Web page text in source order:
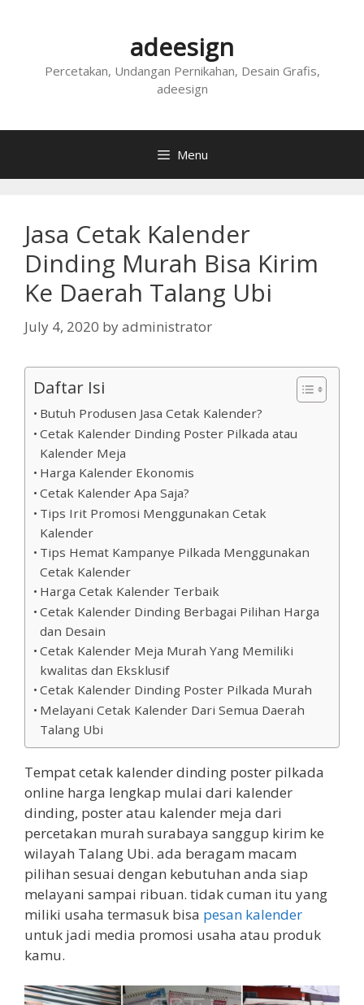
adeesign
Percetakan, Undangan Pernikahan, Desain Grafis,
adeesign
Menu
Jasa Cetak Kalender
Dinding Murah Bisa Kirim
Ke Daerah Talang Ubi
July 4, 2020 byadministrator
Daftar Isi
Butuh Produsen Jasa Cetak Kalender?
Cetak Kalender Dinding Poster Pilkada atau
Kalender Meja
Harga Kalender Ekonomis
Cetak Kalender Apa Saja?
Tips Irit Promosi Menggunakan Cetak
Kalender
Tips Hemat Kampanye Pilkada Menggunakan
Cetak Kalender
Harga Cetak Kalender Terbaik
Cetak Kalender Dinding Berbagai Pilihan Harga
dan Desain
Cetak Kalender Meja Murah Yang Memiliki
kwalitas dan Eksklusif
Cetak Kalender Dinding Poster Pilkada Murah
Melayani Cetak Kalender Dari Semua Daerah
Talang Ubi
Tempat cetak kalender dinding poster pilkada
online harga lengkap mulai dari kalender
dinding, poster atau kalender meja dari
percetakan murah surabaya sanggup kirim ke
wilayah Talang Ubi. ada beragam macam
pilihan sesuai dengan kebutuhan anda siap
melayani sampai ribuan. tidak cuman itu yang
miliki usaha termasuk bisa pesan kalender
untuk jadi media promosi usaha atau produk
kamu.